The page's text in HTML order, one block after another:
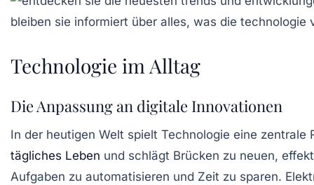
Technologie im Alltag
Die Anpassung an digitale Innovationen
In der heutigen Welt spielt Technologie eine
tägliches Leben und schlägt Brücken zu neuen,
Aufgaben zu automatisieren und Zeit zu sparen.